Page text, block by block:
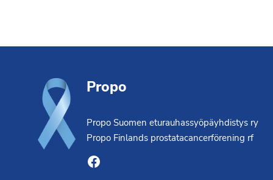
Propo
Propo Suomen eturauhassyöpäyhdistys ry
Propo Finlands prostatacancerförening rf
Facebook